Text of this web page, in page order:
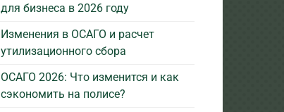
для бизнеса в 2026 году
Изменения в ОСАГО и расчет
утилизационного сбора
ОСАГО 2026: Что изменится и как
сэкономить на полисе?